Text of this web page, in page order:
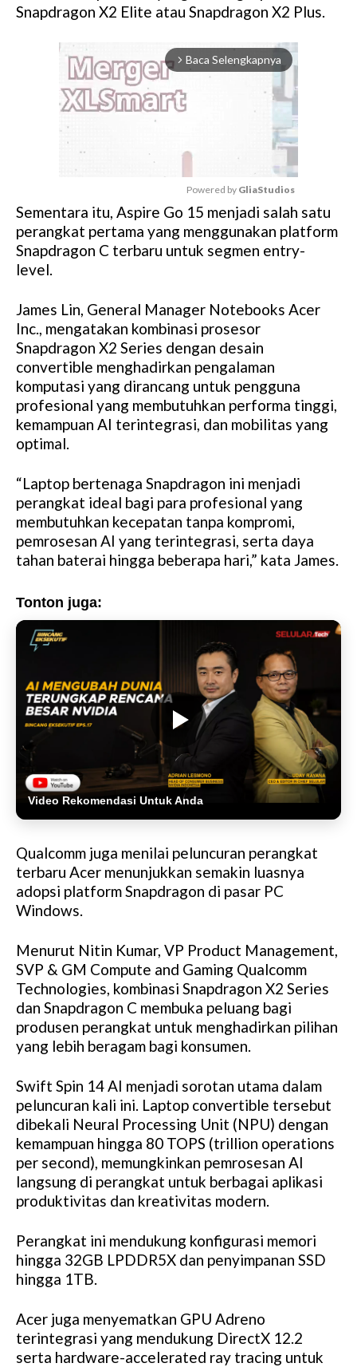
Snapdragon X2 Elite atau Snapdragon X2 Plus.
arrow_forward_ios Baca Selengkapnya
M
u
t
Powered by GliaStudios
Sementara itu, Aspire Go 15 menjadi salah satu
perangkat pertama yang menggunakan platform
Snapdragon C terbaru untuk segmen entry-
level.
James Lin, General Manager Notebooks Acer
Inc., mengatakan kombinasi prosesor
Snapdragon X2 Series dengan desain
convertible menghadirkan pengalaman
komputasi yang dirancang untuk pengguna
profesional yang membutuhkan performa tinggi,
kemampuan AI terintegrasi, dan mobilitas yang
optimal.
“Laptop bertenaga Snapdragon ini menjadi
perangkat ideal bagi para profesional yang
membutuhkan kecepatan tanpa kompromi,
pemrosesan AI yang terintegrasi, serta daya
tahan baterai hingga beberapa hari,” kata James.
Tonton juga:
Video Rekomendasi Untuk Anda
Qualcomm juga menilai peluncuran perangkat
terbaru Acer menunjukkan semakin luasnya
adopsi platform Snapdragon di pasar PC
Windows.
Menurut Nitin Kumar, VP Product Management,
SVP & GM Compute and Gaming Qualcomm
Technologies, kombinasi Snapdragon X2 Series
dan Snapdragon C membuka peluang bagi
produsen perangkat untuk menghadirkan pilihan
yang lebih beragam bagi konsumen.
Swift Spin 14 AI menjadi sorotan utama dalam
peluncuran kali ini. Laptop convertible tersebut
dibekali Neural Processing Unit (NPU) dengan
kemampuan hingga 80 TOPS (trillion operations
per second), memungkinkan pemrosesan AI
langsung di perangkat untuk berbagai aplikasi
produktivitas dan kreativitas modern.
Perangkat ini mendukung konfigurasi memori
hingga 32GB LPDDR5X dan penyimpanan SSD
hingga 1TB.
Acer juga menyematkan GPU Adreno
terintegrasi yang mendukung DirectX 12.2
serta hardware-accelerated ray tracing untuk